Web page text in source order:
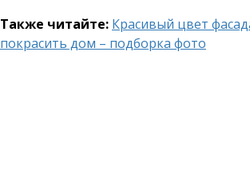
Также читайте: Красивый цвет
покрасить дом – подборка фото